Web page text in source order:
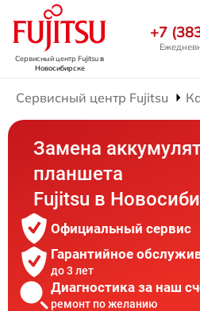
Сервисный центр Fujitsuв
Новосибирске
+7
Сервисный центр Fujitsu
Замена
планшета
Fujitsu в
Официальный сервис
Гарантийное
до 3 лет
Диагностика за наш
ремонт по желанию